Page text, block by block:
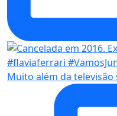
Muito além da